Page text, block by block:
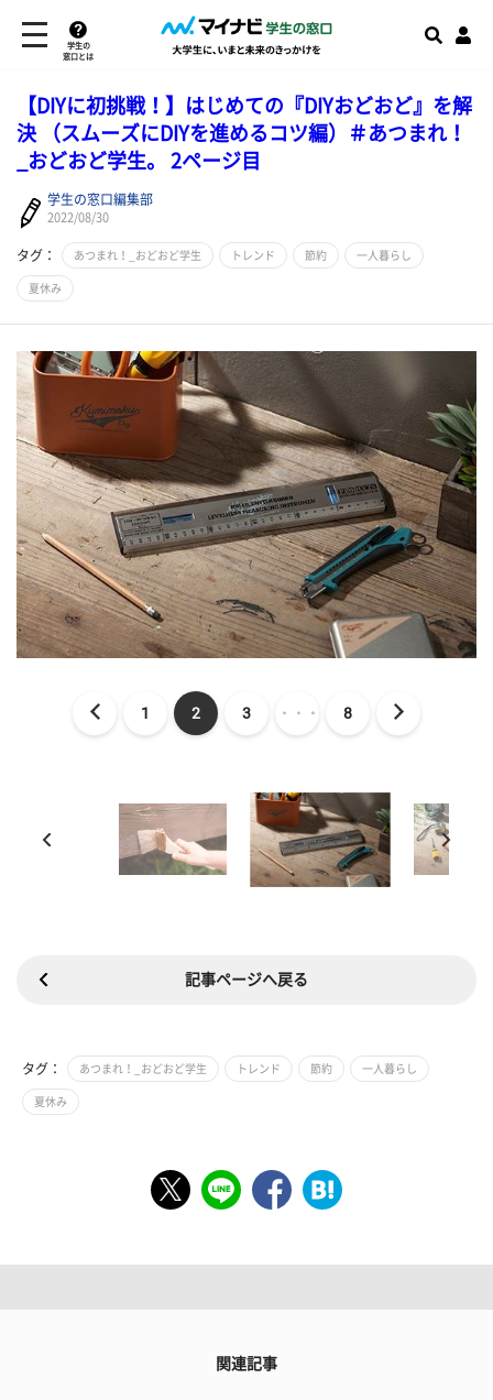
学生の
窓口とは
【DIYに初挑戦！】はじめての『DIYおどおど』を解
決 （スムーズにDIYを進めるコツ編）＃あつまれ！
_おどおど学生。 2ページ目
学生の窓口編集部
2022/08/30
タグ： あつまれ！_おどおど学生 トレンド 節約 一人暮らし
夏休み
1 2 3 ・・・ 8
記事ページへ戻る
タグ： あつまれ！_おどおど学生 トレンド 節約 一人暮らし
夏休み
関連記事